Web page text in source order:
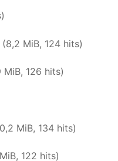
(8,2 MiB, 124 hits)
MiB, 126 hits)
MiB, 134 hits)
122 hits)